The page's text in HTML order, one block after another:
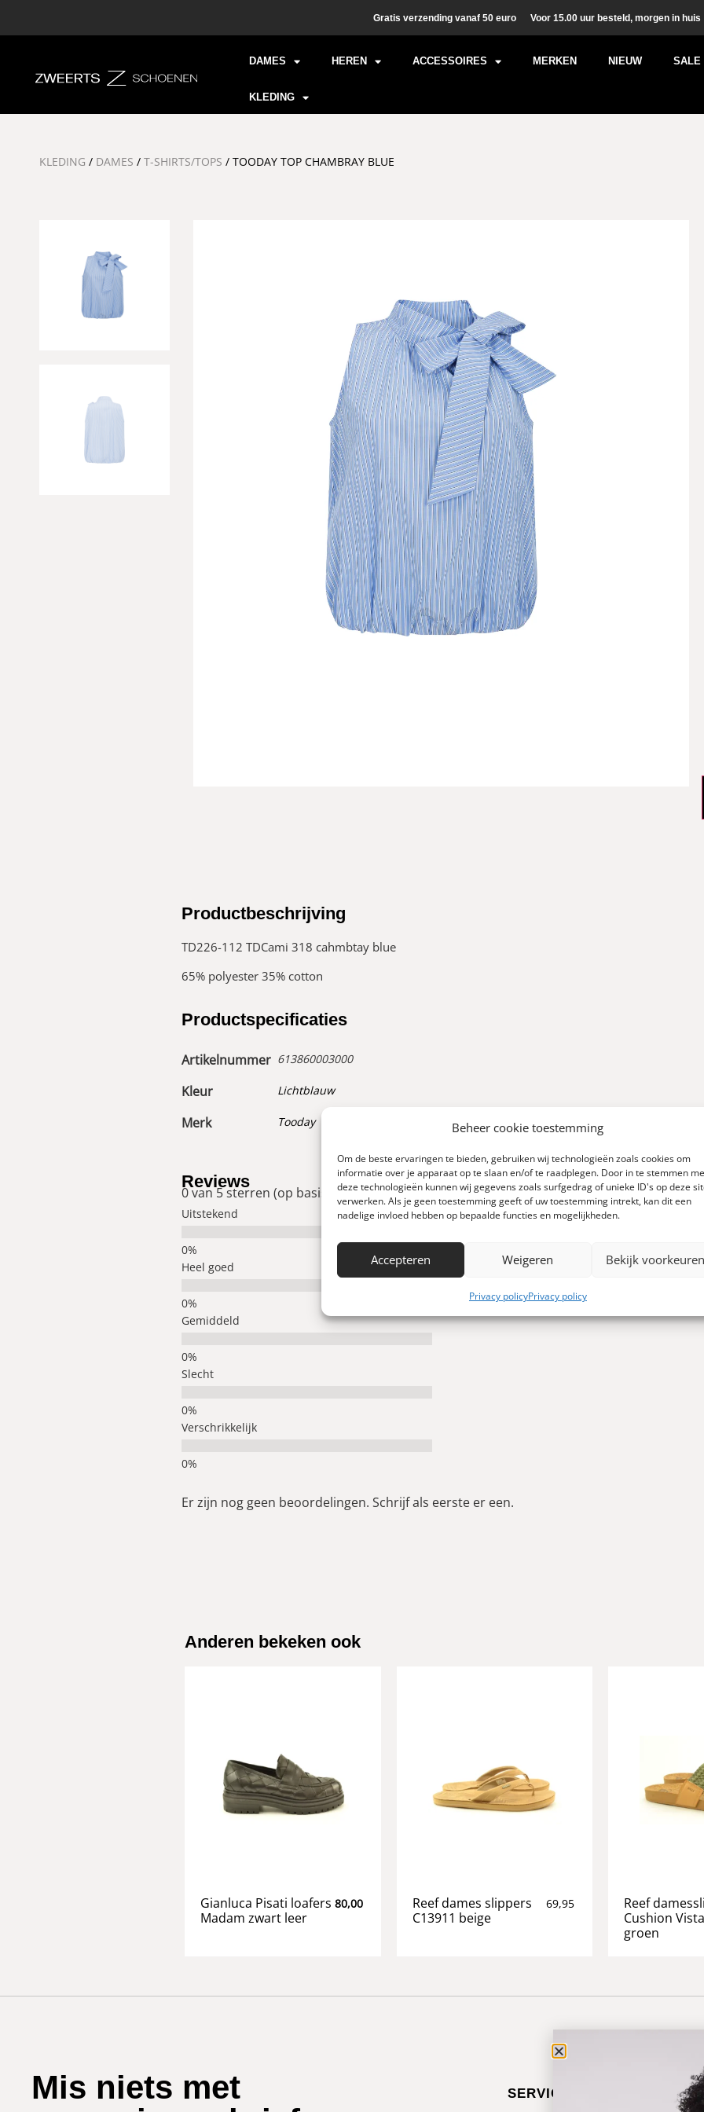
Beheer cookie toestemming
Om de beste ervaringen te bieden, gebruiken wij technologieën zoals cookies om
informatie over je apparaat op te slaan en/of te raadplegen. Door in te stemmen
deze technologieën kunnen wij gegevens zoals surfgedrag of unieke ID's op deze
verwerken. Als je geen toestemming geeft of uw toestemming intrekt, kan dit een
nadelige invloed hebben op bepaalde functies en mogelijkheden.
Accepteren Weigeren Bekijk voorkeuren
Privacy policyPrivacy policy
Gratis verzending vanaf 50 euro Voor 15.00 uur besteld, morgen in huis
DAMES HEREN ACCESSOIRES MERKEN NIEUW SALE
KLEDING
KLEDING / DAMES / T-SHIRTS/TOPS / TOODAY TOP CHAMBRAY BLUE
Productbeschrijving
TD226-112 TDCami 318 cahmbtay blue
65% polyester 35% cotton
Productspecificaties
Artikelnummer 613860003000
Kleur Lichtblauw
Merk Tooday
Reviews
0 van 5 sterren (op basis van 0 reviews)
Uitstekend
Heel goed
Gemiddeld
Slecht
Verschrikkelijk
Schrijf een review
Er zijn nog geen beoordelingen. Schrijf als eerste er een.
Anderen bekeken ook
Gianluca Pisati loafers
Madam zwart leer
80,00
Reef dames slippers
C13911 beige
69,95
Reef
Cushion
groen
Mis niets met
SERVICE & CONTACT